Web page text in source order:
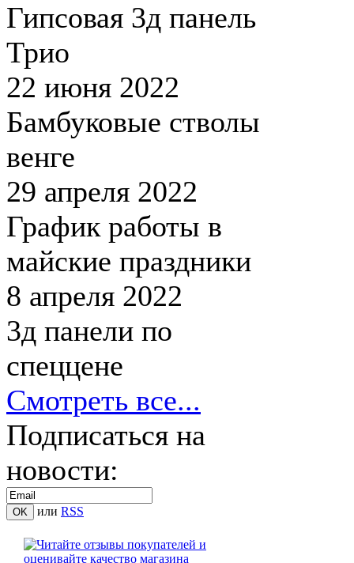
Гипсовая 3д панель
Трио
22 июня 2022
Бамбуковые стволы
венге
29 апреля 2022
График работы в
майские праздники
8 апреля 2022
3д панели по
спеццене
Смотреть все...
Подписаться на
новости:
или RSS